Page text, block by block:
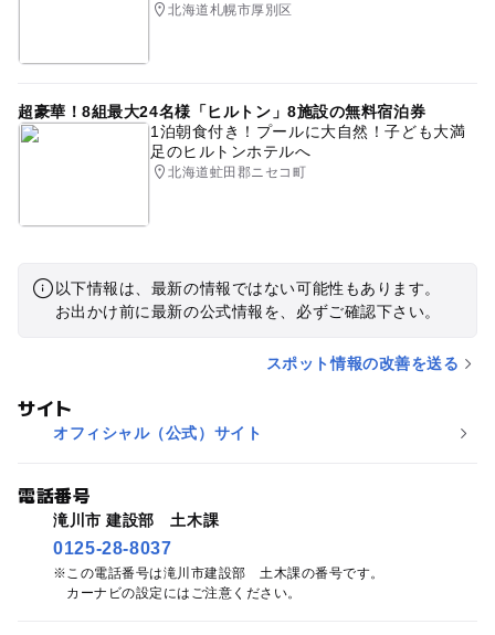
北海道札幌市厚別区
超豪華！8組最大24名様「ヒルトン」8施設の無料宿泊券
1泊朝食付き！プールに大自然！子ども大満
足のヒルトンホテルへ
北海道虻田郡ニセコ町
以下情報は、最新の情報ではない可能性もあります。
お出かけ前に最新の公式情報を、必ずご確認下さい。
スポット情報の改善を送る
サイト
オフィシャル（公式）サイト
電話番号
滝川市 建設部 土木課
0125-28-8037
この電話番号は滝川市建設部 土木課の番号です。
カーナビの設定にはご注意ください。